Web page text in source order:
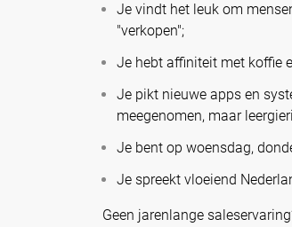
Je vindt het leuk om
"verkopen";
Je hebt affiniteit met koffie
Je pikt nieuwe apps en
meegenomen, maar
Je bent op woensdag,
Je spreekt vloeiend
Geen jarenlange